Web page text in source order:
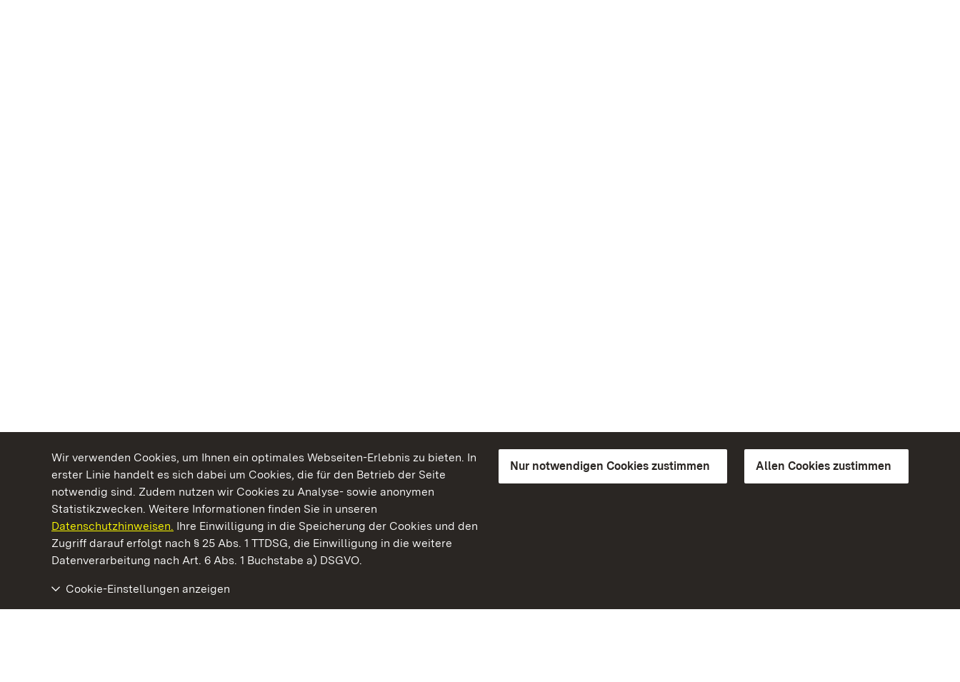
Wir verwenden Cookies, um Ihnen ein optimales Webseiten-Erlebnis zu bieten. In
erster Linie handelt es sich dabei um Cookies, die für den Betrieb der Seite
notwendig sind. Zudem nutzen wir Cookies zu Analyse- sowie anonymen
Statistikzwecken. Weitere Informationen finden Sie in unseren
Datenschutzhinweisen. Ihre Einwilligung in die Speicherung der Cookies und den
Zugriff darauf erfolgt nach § 25 Abs. 1 TTDSG, die Einwilligung in die weitere
Datenverarbeitung nach Art. 6 Abs. 1 Buchstabe a) DSGVO.
Nur notwendigen Cookies zustimmen Allen Cookies zustimmen
Cookie-Einstellungen anzeigen
Kommen. Staunen. Genießen.